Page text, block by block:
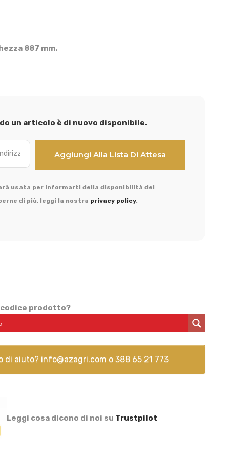
887 mm.
un articolo è di nuovo disponibile.
usata per informarti della disponibilità del
di più, leggi la nostra privacy policy.
codice prodotto?
di aiuto? info@azagri.com o 388 65 21 773
Leggi cosa dicono di noi su Trustpilot